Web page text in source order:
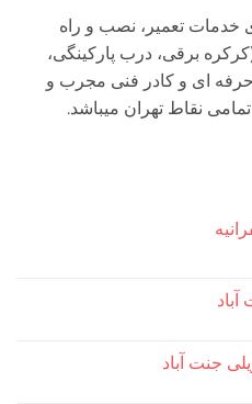
نصب و راه
درب پارکینگی،
و کادر فنی مجرب و
تهران میباشد.